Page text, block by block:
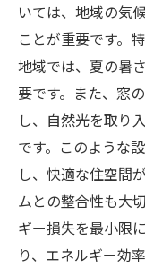
いては、地域の気
ことが重要です。
地域では、夏の暑
要です。また、窓
し、自然光を取り
です。このような
し、快適な住空間
ムとの整合性も大
ギー損失を最小限
り、エネルギー効